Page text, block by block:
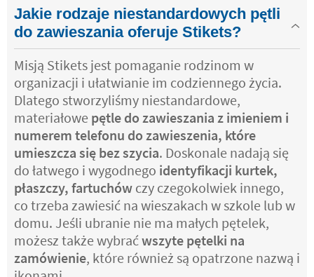
Jakie rodzaje niestandardowych pętli
do zawieszania oferuje Stikets?
Misją Stikets jest pomaganie rodzinom w
organizacji i ułatwianie im codziennego życia.
Dlatego stworzyliśmy niestandardowe,
materiałowe pętle do zawieszania z imieniem i
numerem telefonu do zawieszenia, które
umieszcza się bez szycia. Doskonale nadają się
do łatwego i wygodnego identyfikacji kurtek,
płaszczy, fartuchów czy czegokolwiek innego,
co trzeba zawiesić na wieszakach w szkole lub w
domu. Jeśli ubranie nie ma małych pętelek,
możesz także wybraćwszyte pętelki na
zamówienie, które również są opatrzone nazwą i